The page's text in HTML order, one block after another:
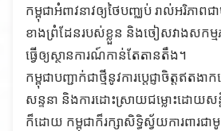
កម្ពុជាអំពាវនាវឲ្យថៃបញ្ឈប់ រាល់អរិភាពជ
ខាងព្រំដែនរបស់ខ្លួន និងចៀសវាងសក
ធ្វើឲ្យស្ថានការណ៍កាន់តែតានតឹង។
កម្ពុជាបញ្ជាក់ជាថ្មីនូវការប្តេជ្ញាចិត្តឥតង
សន្ទនា និងការដោះស្រាយជម្លោះដោយ
ក៏ដោយ កម្ពុជាក៏រក្សាសិទ្ធិស្វ័យការពារជ